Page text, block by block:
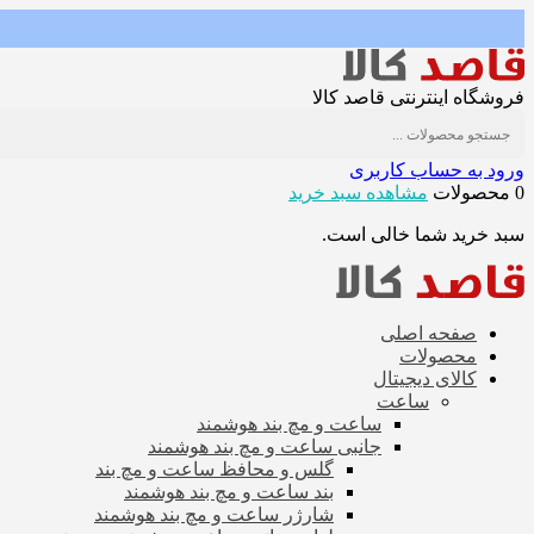
فروشگاه اینترنتی قاصد کالا
ورود به حساب کاربری
0 محصولات
مشاهده سبد خرید
سبد خرید شما خالی است.
صفحه اصلی
محصولات
کالای دیجیتال
ساعت
ساعت و مچ بند هوشمند
جانبی ساعت و مچ بند هوشمند
گلس و محافظ ساعت و مچ بند
بند ساعت و مچ بند هوشمند
شارژر ساعت و مچ بند هوشمند